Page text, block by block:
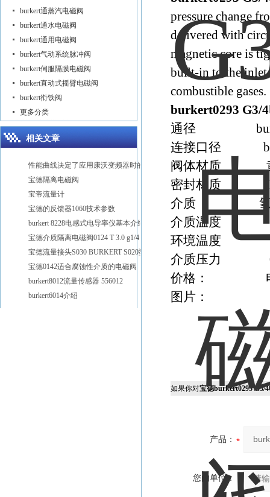
pressure change
delivered with
magnetic core is
built-in to the
combustible gases.
burkert0293 G3/
通径 burkert
连接口径
阀体材质
密封材质
介质 氢气、
介质温度 -
环境温度 -
介质压力 0-
价格：
图片：
如果你对宝德burkert0293 G3/
产品：
您的单位：
burkert通蒸汽电磁阀
burkert通水电磁阀
burkert通用电磁阀
burkert气动系统脉冲阀
burkert伺服隔膜电磁阀
burkert直动式摇臂电磁阀
burkert衔铁阀
更多分类
相关文章
宝德隔离电磁阀
宝帝流量计
宝德的反馈器1060技术参数
burkert 8228电感式电导率仪基本介绍
宝德介质隔离电磁阀0124 T 3.0 g1/4 24V
宝德流量接头S030 BURKERT S020型号
宝德0142适合腐蚀性介质的电磁阀
burkert8012流量传感器 556012
burkert6014介绍